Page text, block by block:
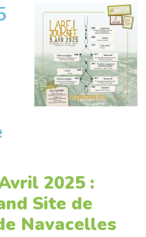
2025 :
Site de
Navacelles